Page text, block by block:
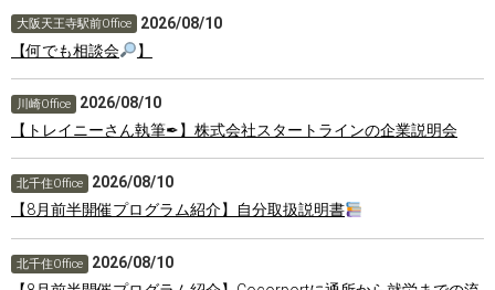
大阪天王寺駅前Office
2026/08/10
【何でも相談会
】
川崎Office
2026/08/10
【トレイニーさん執筆✒】株式会社スタートラインの企業説明会
北千住Office
2026/08/10
【8月前半開催プログラム紹介】自分取扱説明書
北千住Office
2026/08/10